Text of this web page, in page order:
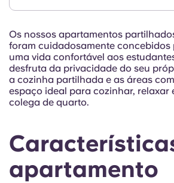
Os nossos apartamentos
foram cuidadosamente
uma vida confortável aos
desfruta da privacidade do seu
a cozinha partilhada e as áreas
espaço ideal para cozinhar, relaxar
colega de quarto.
apartamento